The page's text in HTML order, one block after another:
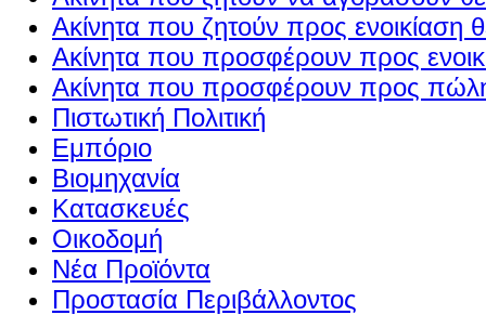
Ακίνητα που ζητούν προς ενοικίαση
Ακίνητα που προσφέρουν προς
Ακίνητα που προσφέρουν προς
Πιστωτική Πολιτική
Εμπόριο
Βιομηχανία
Κατασκευές
Οικοδομή
Νέα Προϊόντα
Προστασία Περιβάλλοντος